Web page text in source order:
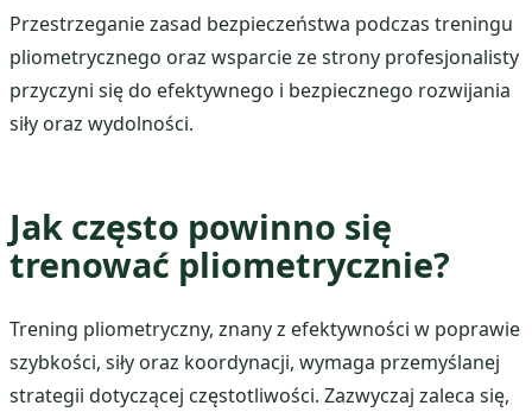
Przestrzeganie zasad bezpieczeństwa podczas treningu
pliometrycznego oraz wsparcie ze strony profesjonalisty
przyczyni się do efektywnego i bezpiecznego rozwijania
siły oraz wydolności.
Jak często powinno się
trenować pliometrycznie?
Trening pliometryczny, znany z efektywności w poprawie
szybkości, siły oraz koordynacji, wymaga przemyślanej
strategii dotyczącej częstotliwości. Zazwyczaj zaleca się,